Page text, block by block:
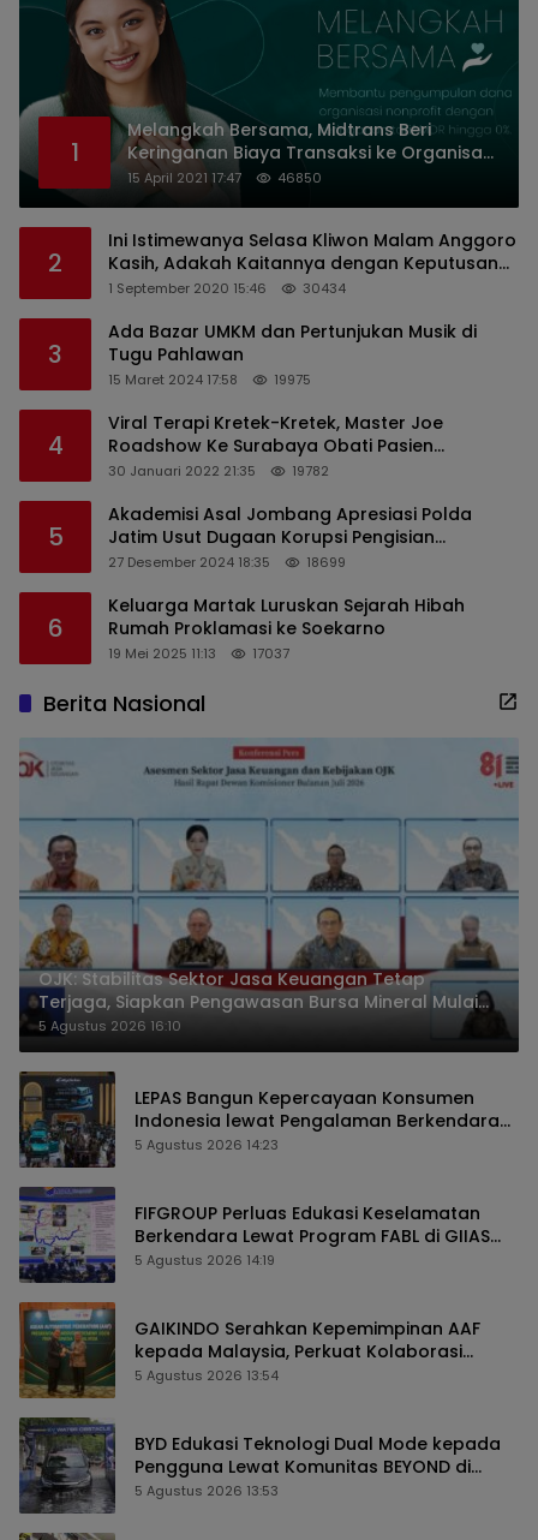
1
Melangkah Bersama, Midtrans Beri
Keringanan Biaya Transaksi ke Organisasi
Nirlaba Indonesia
15 April 2021 17:47 46850
2
Ini Istimewanya Selasa Kliwon Malam Anggoro
Kasih, Adakah Kaitannya dengan Keputusan
PDIP?
1 September 2020 15:46 30434
3
Ada Bazar UMKM dan Pertunjukan Musik di
Tugu Pahlawan
15 Maret 2024 17:58 19975
4
Viral Terapi Kretek-Kretek, Master Joe
Roadshow Ke Surabaya Obati Pasien
Sekaligus Edukasi Masyarakat
30 Januari 2022 21:35 19782
5
Akademisi Asal Jombang Apresiasi Polda
Jatim Usut Dugaan Korupsi Pengisian
Perangkat Desa di Kediri
27 Desember 2024 18:35 18699
6
Keluarga Martak Luruskan Sejarah Hibah
Rumah Proklamasi ke Soekarno
19 Mei 2025 11:13 17037
Berita Nasional
OJK: Stabilitas Sektor Jasa Keuangan Tetap
Terjaga, Siapkan Pengawasan Bursa Mineral Mulai
2027
5 Agustus 2026 16:10
LEPAS Bangun Kepercayaan Konsumen
Indonesia lewat Pengalaman Berkendara
hingga Layanan Purnajual
5 Agustus 2026 14:23
FIFGROUP Perluas Edukasi Keselamatan
Berkendara Lewat Program FABL di GIIAS
2026
5 Agustus 2026 14:19
GAIKINDO Serahkan Kepemimpinan AAF
kepada Malaysia, Perkuat Kolaborasi
Industri Otomotif ASEAN
5 Agustus 2026 13:54
BYD Edukasi Teknologi Dual Mode kepada
Pengguna Lewat Komunitas BEYOND di
GIIAS 2026
5 Agustus 2026 13:53